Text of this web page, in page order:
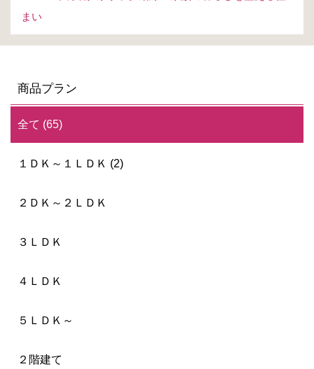
まい
商品プラン
全て (65)
１ＤＫ～１ＬＤＫ (2)
２ＤＫ～２ＬＤＫ
３ＬＤＫ
４ＬＤＫ
５ＬＤＫ～
２階建て